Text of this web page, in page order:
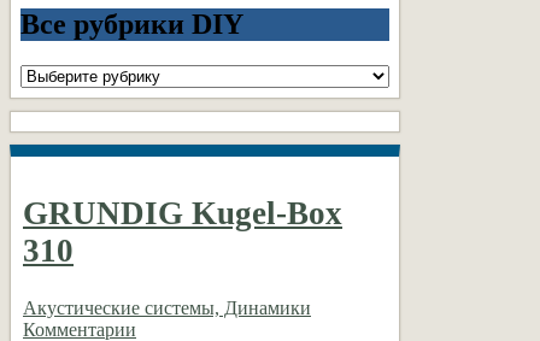
Все рубрики DIY
Все
рубрики
DIY
GRUNDIG Kugel-Box
310
Акустические системы, Динамики
Комментарии